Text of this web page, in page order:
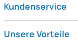
Kundenservice
Unsere Vorteile